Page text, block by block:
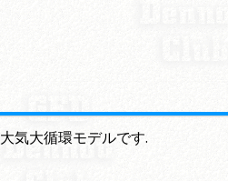
気大循環モデルです.